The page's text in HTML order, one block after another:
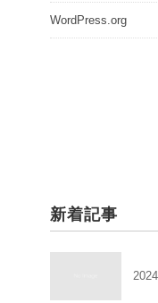
WordPress.org
新着記事